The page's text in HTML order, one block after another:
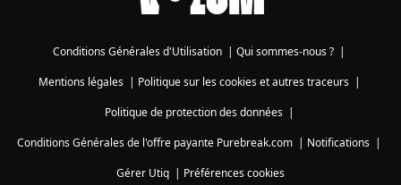
Conditions Générales d'Utilisation | Qui sommes-nous ? |
Mentions légales| Politique sur les cookies et autres traceurs|
Politique de protection des données|
Conditions Générales de l'offre payante Purebreak.com | Notifications |
Gérer Utiq | Préférences cookies